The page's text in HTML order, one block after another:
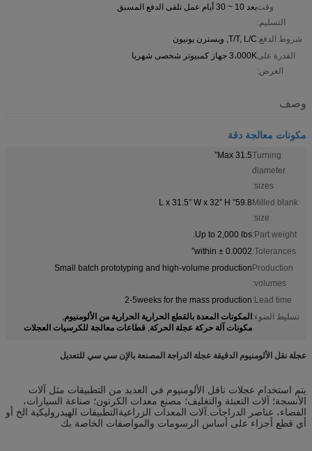
وقت
التسليم:
بعد 10 ~ 30 أيام عمل تلقى الدفع المسبق
شروط الدفع:T/T, L/C, ويسترن يونيون
القدرة على
العرض:
3،000K جهاز كمبيوتر شخصى شهريا
وصف
مكونات معالجة دقة
Turning
diameter
sizes:
Max 31.5”
Milled blank
size:
59.8” L x 31.5” W x 32” H
Part weight:
Up to 2,000 lbs.
Tolerances:
within ± 0.0002”
Production
volumes:
Small batch prototyping and high-volume production
Lead time:
2-5weeks for the mass production
تسليط الضوء:المكونات المعدة بالقطع الحرارية الحرارية من الألومنيوم,
مكونات آلة حركة عجلة الحركة, قطاعات معالجة للكرسيات العجلات
عجلة نقل الألومنيوم الدقيقة عجلة الدراجة المصنعة بالإن سي سي للتعديل
يتم استخدام عجلات ناقل الألومنيوم في العديد من التطبيقات مثل آلات
الأنسجة؛ آلات التعبئة والتغليف؛ مصنع معدات الكرتون؛ صناعة السيارات،
الفضاء، عناصر الدراجات.آلات المعدات الزراعيةالتطبيقات الهيدروليكية الخ أو
أي قطع أجزاء على أساس الرسومات والمواصفات الخاصة بك